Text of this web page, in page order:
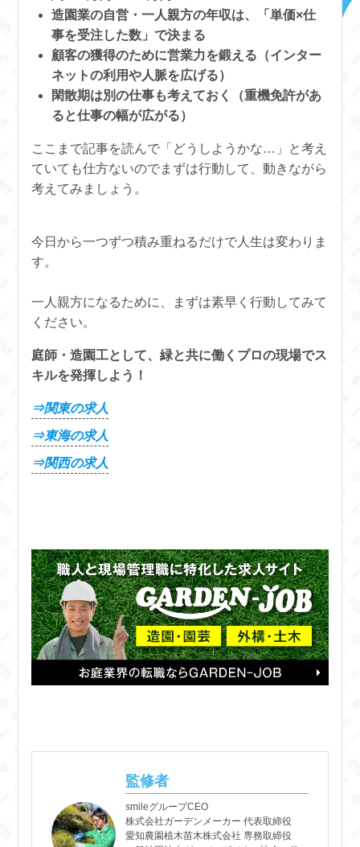
造園業の自営・一人親方の年収は、「単価×仕
事を受注した数」で決まる
顧客の獲得のために営業力を鍛える（インター
ネットの利用や人脈を広げる）
閑散期は別の仕事も考えておく（重機免許があ
ると仕事の幅が広がる）
ここまで記事を読んで「どうしようかな…」と考え
ていても仕方ないのでまずは行動して、動きながら
考えてみましょう。
今日から一つずつ積み重ねるだけで人生は変わりま
す。
一人親方になるために、まずは素早く行動してみて
ください。
庭師・造園工として、緑と共に働くプロの現場でス
キルを発揮しよう！
⇒関東の求人
⇒東海の求人
⇒関西の求人
監修者
smileグループCEO
株式会社ガーデンメーカー 代表取締役
愛知農園植木苗木株式会社 専務取締役